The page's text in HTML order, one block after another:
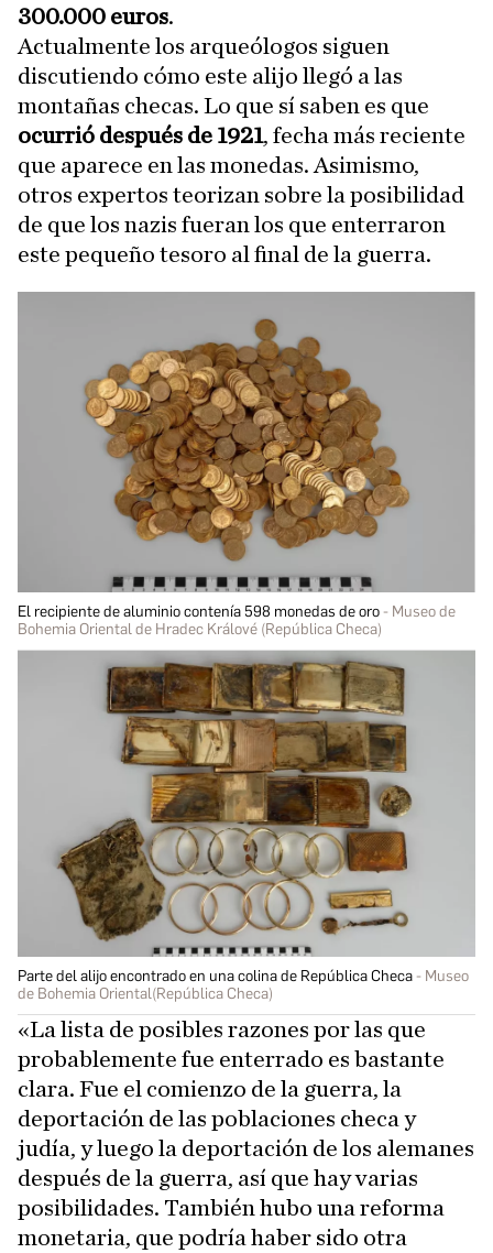
300.000 euros.
Actualmente los arqueólogos siguen
discutiendo cómo este alijo llegó a las
montañas checas. Lo que sí saben es que
ocurrió después de 1921, fecha más reciente
que aparece en las monedas. Asimismo,
otros expertos teorizan sobre la posibilidad
de que los nazis fueran los que enterraron
este pequeño tesoro al final de la guerra.
El recipiente de aluminio contenía 598 monedas de oro
Museo de
Bohemia Oriental de Hradec Králové (República Checa)
Parte del alijo encontrado en una colina de República Checa
Museo
de Bohemia Oriental(República Checa)
«La lista de posibles razones por las que
probablemente fue enterrado es bastante
clara. Fue el comienzo de la guerra, la
deportación de las poblaciones checa y
judía, y luego la deportación de los alemanes
después de la guerra, así que hay varias
posibilidades. También hubo una reforma
monetaria, que podría haber sido otra